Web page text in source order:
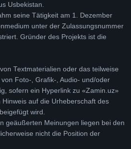
Usbekistan.
seine Tätigkeit am 1. Dezember
unter der Zulassungsnummer
Gründer des Projekts ist die
Textmaterialien oder das teilweise
Foto-, Grafik-, Audio- und/oder
sofern ein Hyperlink zu «Zamin.uz»
auf die Urheberschaft des
wird.
geäußerten Meinungen liegen bei den
nicht die Position der